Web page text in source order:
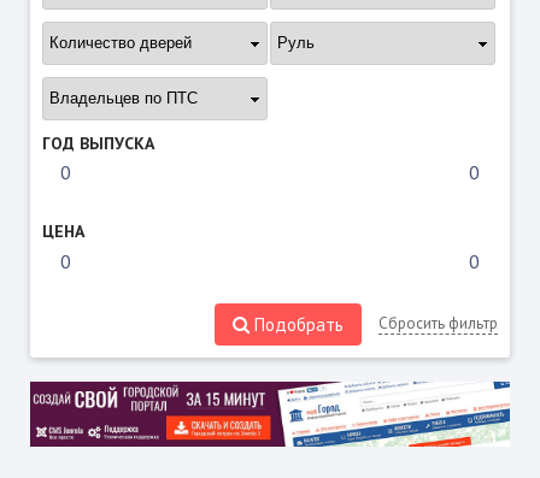
ГОД ВЫПУСКА
ЦЕНА
Подобрать Сбросить фильтр